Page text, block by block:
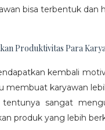
bisa terbentuk dan
Produktivitas Para
kembali
membuat karyawan
tentunya sangat
produk yang lebih